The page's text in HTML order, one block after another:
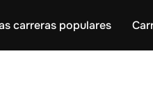
carreras populares